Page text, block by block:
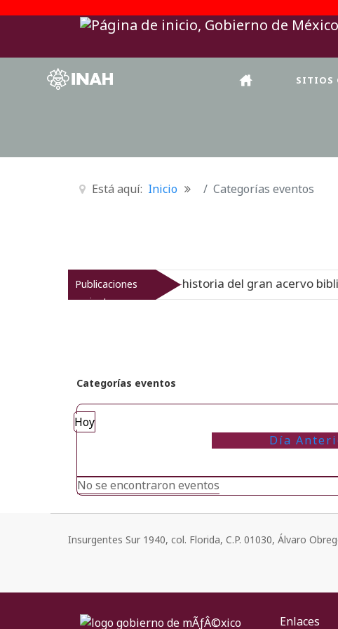
SITIOS
Está aquí: Inicio Categorías eventos
Publicaciones
recientes
del Virreinato muestra la historia del gran acervo
Categorías eventos
Hoy
Día
No se encontraron eventos
Insurgentes Sur 1940, col. Florida, C.P. 01030, Álvaro
Enlaces